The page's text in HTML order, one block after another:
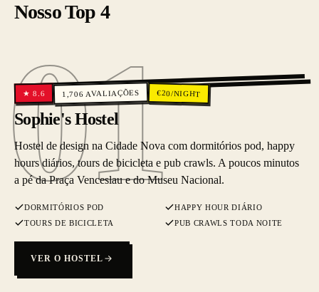
Nosso Top 4
01
01
★8.6 1,706 AVALIAÇÕES €20/NIGHT
Sophie's Hostel
Hostel de design na Cidade Nova com dormitórios pod, happy
hours diários, tours de bicicleta e pub crawls. A poucos minutos
a pé da Praça Venceslau e do Museu Nacional.
DORMITÓRIOS POD
HAPPY HOUR DIÁRIO
TOURS DE BICICLETA
PUB CRAWLS TODA NOITE
VER O HOSTEL